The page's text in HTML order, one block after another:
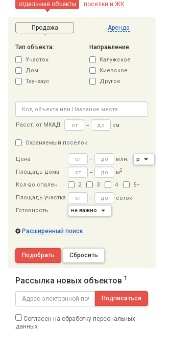
отдельные объекты поселки и ЖК
Продажа Аренда
Тип объекта:
Участок
Дом
Таунхаус
Направление:
Калужское
Киевское
Другое
Расст. от МКАД – км.
Охраняемый поселок
Цена – млн.
р
Площадь дома
– м2
Кол-во спален 2 3 4
5+
Площадь участка
–
соток
Готовность
не важно
Расширенный поиск
Подобрать Сбросить
Рассылка новых объектов 1
Подписаться
Согласен на обработку персональных
данных